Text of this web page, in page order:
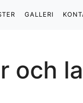
GALLERI
och